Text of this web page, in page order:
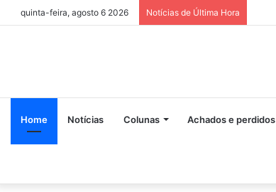
quinta-feira, agosto 6 2026 Notícias de Última Hora
Home Notícias Colunas Achados e perdidos